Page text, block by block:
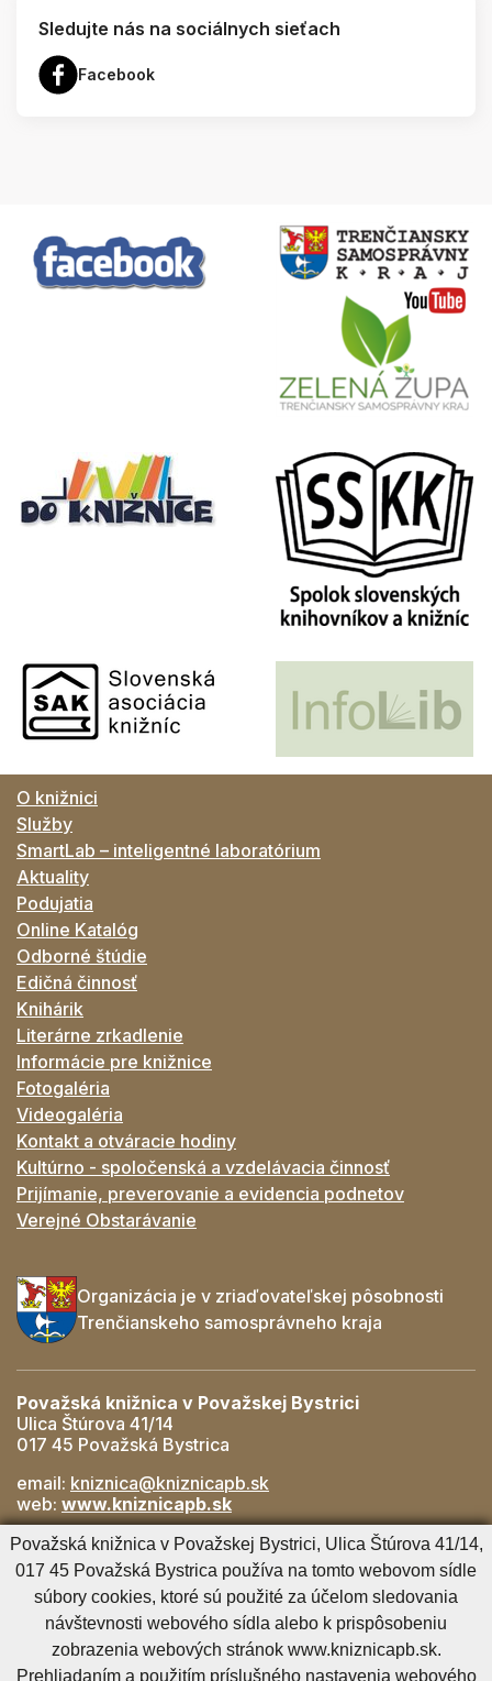
Sledujte nás na sociálnych sieťach
Facebook
O knižnici
Služby
SmartLab – inteligentné laboratórium
Aktuality
Podujatia
Online Katalóg
Odborné štúdie
Edičná činnosť
Knihárik
Literárne zrkadlenie
Informácie pre knižnice
Fotogaléria
Videogaléria
Kontakt a otváracie hodiny
Kultúrno - spoločenská a vzdelávacia činnosť
Prijímanie, preverovanie a evidencia podnetov
Verejné Obstarávanie
Organizácia je v zriaďovateľskej pôsobnosti
Trenčianskeho samosprávneho kraja
Považská knižnica v Považskej Bystrici
Ulica Štúrova 41/14
017 45 Považská Bystrica
email: kniznica@kniznicapb.sk
web: www.kniznicapb.sk
Pobočky
Rozkvet- 042/432 56 59, rozkvet@kniznicapb.sk
SNP - 0901 918 843, snp@kniznicapb.sk
Cookies nastavenieCookies - viac informáciíVyhlásenie o prístupnosti
Technický prevádzkovateľ
Správca obsahu
Považská knižnica v Považskej Bystrici, Ulica Štúrova 41/14,
017 45 Považská Bystrica používa na tomto webovom sídle
súbory cookies, ktoré sú použité za účelom sledovania
návštevnosti webového sídla alebo k prispôsobeniu
zobrazenia webových stránok www.kniznicapb.sk.
Prehliadaním a použitím príslušného nastavenia webového